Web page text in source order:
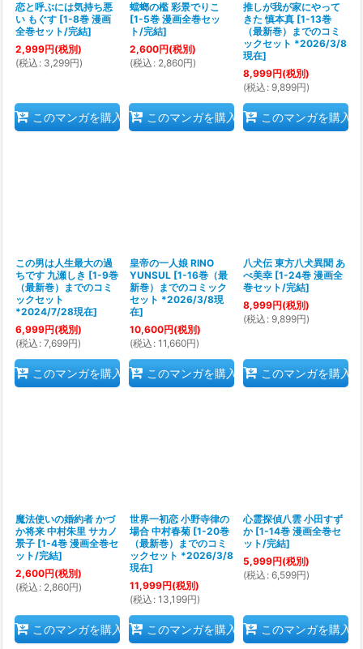
恋と呼ぶには気持ち悪
い もぐす [1-8巻 漫画
全巻セット/完結]
2,999円(税別)
(税込 : 3,299円)
このマンガを購入
蟷螂の檻 彩景でりこ
[1-5巻 漫画全巻セッ
ト/完結]
2,600円(税別)
(税込 : 2,860円)
このマンガを購入
推しが我が家にやって
きた 慎本真 [1-13巻
（最新巻）までのコミ
ックセット *2026/3/8
現在]
8,999円(税別)
(税込 : 9,899円)
このマンガを購入
この男は人生最大の過
ちです 九瀬しき [1-9巻
（最新巻）までのコミ
ックセット
*2024/7/28現在]
6,999円(税別)
(税込 : 7,699円)
このマンガを購入
皇帝の一人娘 RINO
YUNSUL [1-16巻（最
新巻）までのコミック
セット *2026/3/8現
在]
10,600円(税別)
(税込 : 11,660円)
このマンガを購入
八犬伝 東方八犬異聞 あ
べ美幸 [1-24巻 漫画全
巻セット/完結]
8,999円(税別)
(税込 : 9,899円)
このマンガを購入
魔法使いの婚約者 かづ
か将来 中村朱里 サカノ
景子 [1-4巻 漫画全巻セ
ット/完結]
2,600円(税別)
(税込 : 2,860円)
このマンガを購入
世界一初恋 小野寺律の
場合 中村春菊 [1-20巻
（最新巻）までのコミ
ックセット *2026/3/8
現在]
11,999円(税別)
(税込 : 13,199円)
このマンガを購入
心霊探偵八雲 小田すず
か [1-14巻 漫画全巻セ
ット/完結]
5,999円(税別)
(税込 : 6,599円)
このマンガを購入